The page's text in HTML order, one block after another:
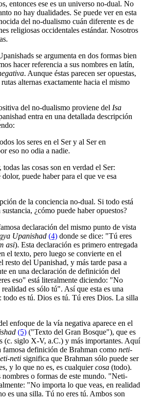
entonces ese es un universo no-dual. No
no hay dualidades. Se puede ver en esta
del no-dualismo cuán diferente es de
religiosas occidentales estándar. Nosotros
se argumenta en dos formas bien
hacer referencia a sus nombres en latín,
. Aunque éstas parecen ser opuestas,
alternas exactamente hacia el mismo
del no-dualismo proviene del Isa
entra en una detallada descripción
los seres en el Ser y al Ser en
eso no odia a nadie.
todas las cosas son en verdad el Ser:
puede haber para el que ve esa
de la conciencia no-dual. Si todo está
¿cómo puede haber opuestos?
declaración del mismo punto de vista
Upanishad (4) donde se dice: "Tú eres
asi). Esta declaración es primero entregada
el texto, pero luego se convierte en el
resto del Upanishad, y más tarde pasa a
en una declaración de definición del
eso" está literalmente diciendo: "No
es sólo tú". Así que esta es una
es tú. Dios es tú. Tú eres Dios. La silla
enfoque de la vía negativa aparece en el
(5) ("Texto del Gran Bosque"), que es
(c. siglo X-V, a.C.) y más importantes. Aquí
famosa definición de Brahman como neti-
neti significa que Brahman sólo puede ser
y lo que no es, es cualquiercosa (todo).
o formas de este mundo. "Neti-
"No importa lo que veas, en realidad
es una silla. Tú no eres tú. Ambos son